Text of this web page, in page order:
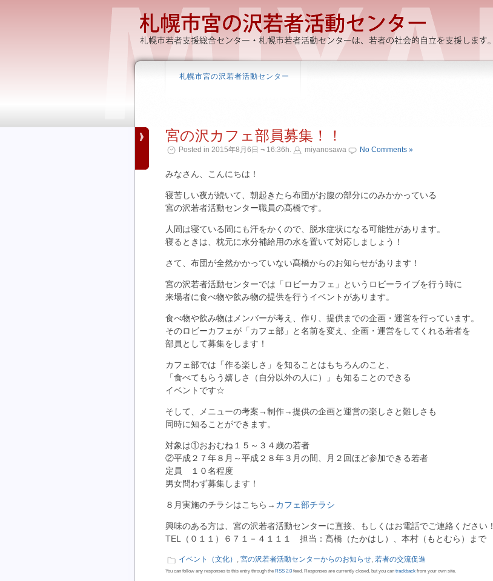
札幌市宮の沢若者活動センター
宮の沢カフェ部員募集！！
Posted in 2015年8月6日 ¬ 16:36h. miyanosawa No Comments »
みなさん、こんにちは！
寝苦しい夜が続いて、朝起きたら布団がお腹の部分にのみかかっている
宮の沢若者活動センター職員の髙橋です。
人間は寝ている間にも汗をかくので、脱水症状になる可能性があります。
寝るときは、枕元に水分補給用の水を置いて対応しましょう！
さて、布団が全然かかっていない髙橋からのお知らせがあります！
宮の沢若者活動センターでは「ロビーカフェ」というロビーライブを行う時に
来場者に食べ物や飲み物の提供を行うイベントがあります。
食べ物や飲み物はメンバーが考え、作り、提供までの企画・運営を行っています。
そのロビーカフェが「カフェ部」と名前を変え、企画・運営をしてくれる若者を
部員として募集をします！
カフェ部では「作る楽しさ」を知ることはもちろんのこと、
「食べてもらう嬉しさ（自分以外の人に）」も知ることのできる
イベントです☆
そして、メニューの考案→制作→提供の企画と運営の楽しさと難しさも
同時に知ることができます。
対象は①おおむね１５～３４歳の若者
②平成２７年８月～平成２８年３月の間、月２回ほど参加できる若者
定員 １０名程度
男女問わず募集します！
８月実施のチラシはこちら→ カフェ部チラシ
興味のある方は、宮の沢若者活動センターに直接、もしくはお電話でご連絡ください！
TEL（０１１）６７１－４１１１ 担当：髙橋（たかはし）、本村（もとむら）まで
イベント（文化） , 宮の沢若者活動センターからのお知らせ, 若者の交流促進
You can follow any responses to this entry through the RSS 2.0 feed. Responses are currently closed, but you can trackback from your own site.